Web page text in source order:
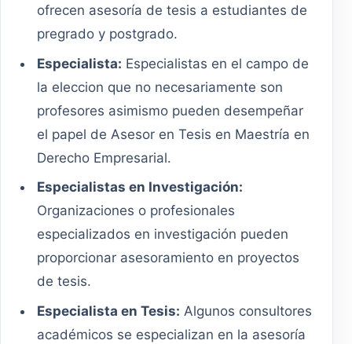
ofrecen asesoría de tesis a estudiantes de
pregrado y postgrado.
Especialista: Especialistas en el campo de
la eleccion que no necesariamente son
profesores asimismo pueden desempeñar
el papel de Asesor en Tesis en Maestría en
Derecho Empresarial.
Especialistas en Investigación:
Organizaciones o profesionales
especializados en investigación pueden
proporcionar asesoramiento en proyectos
de tesis.
Especialista en Tesis: Algunos consultores
académicos se especializan en la asesoría